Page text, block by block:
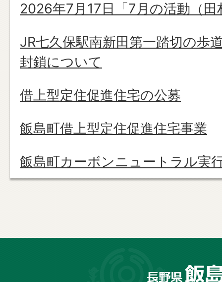
2026年7月17日「7月の活動（田
JR七久保駅南新田第一踏切の歩
封鎖について
借上型定住促進住宅の公募
飯島町借上型定住促進住宅事業
飯島町カーボンニュートラル実